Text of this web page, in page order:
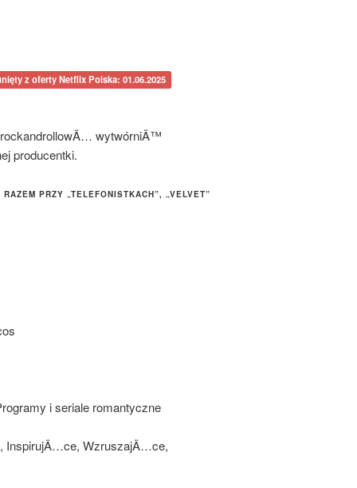
z oferty Netflix Polska: 01.06.2025
rockandrollowÄ… wytwórniÄ™
producentki.
PRZY „TELEFONISTKACH”, „VELVET”
i seriale romantyczne
InspirujÄ…ce, WzruszajÄ…ce,